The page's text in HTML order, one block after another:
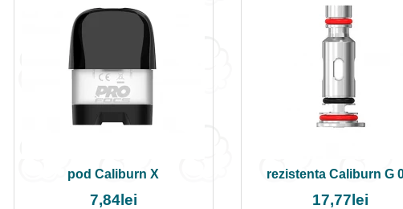
pod Caliburn X
7,84lei
rezistenta Caliburn G
17,77lei